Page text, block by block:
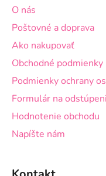
O nás
Poštovné a doprava
Ako nakupovať
Obchodné podmienky
Podmienky ochrany
Formulár na
Hodnotenie obchodu
Napíšte nám